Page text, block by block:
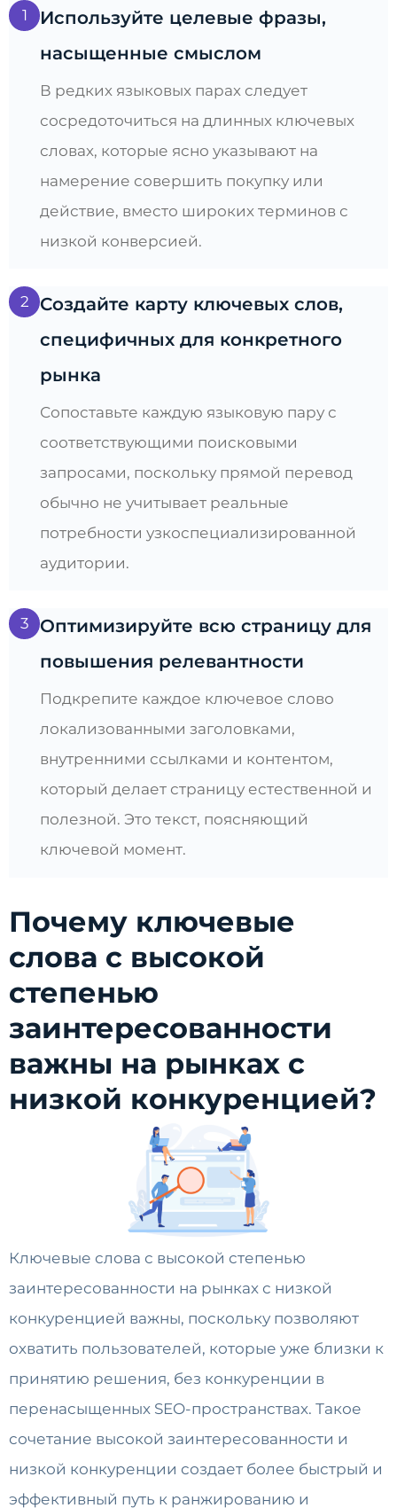
1
Используйте целевые фразы,
насыщенные смыслом
В редких языковых парах следует
сосредоточиться на длинных ключевых
словах, которые ясно указывают на
намерение совершить покупку или
действие, вместо широких терминов с
низкой конверсией.
2
Создайте карту ключевых слов,
специфичных для конкретного
рынка
Сопоставьте каждую языковую пару с
соответствующими поисковыми
запросами, поскольку прямой перевод
обычно не учитывает реальные
потребности узкоспециализированной
аудитории.
3
Оптимизируйте всю страницу для
повышения релевантности
Подкрепите каждое ключевое слово
локализованными заголовками,
внутренними ссылками и контентом,
который делает страницу естественной и
полезной. Это текст, поясняющий
ключевой момент.
Почему ключевые
слова с высокой
степенью
заинтересованности
важны на рынках с
низкой конкуренцией?
Ключевые слова с высокой степенью
заинтересованности на рынках с низкой
конкуренцией важны, поскольку позволяют
охватить пользователей, которые уже близки к
принятию решения, без конкуренции в
перенасыщенных SEO-пространствах. Такое
сочетание высокой заинтересованности и
низкой конкуренции создает более быстрый и
эффективный путь к ранжированию и